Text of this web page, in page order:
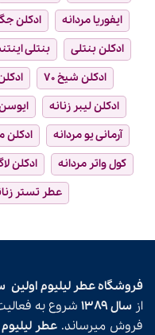
ایفوریا مردانه
ادکلن
ادکلن بنتلی
بنتلی
ادکلن شیخ ۷۰
ادکلن لیبر زنانه
آرمانی یو مردانه
ادکلن
کول واتر مردانه
ادکلن
عطر تستر
فروشگاه عطر لیلیوم اولین
از سال ۱۳۸۹ شروع به
فروش میرساند. عطر